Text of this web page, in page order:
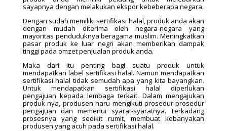
sayapnya dengan melakukan ekspor kebeberapa negara.
Dengan sudah memiliki sertifikasi halal, produk anda akan
dengan mudah diterima oleh negara-negara yang
mayoritas penduduknya beragama muslim. Meningkatkan
pasar produk ke luar negri akan memberikan dampak
tinggi pada omzet penjualan produk anda.
Maka dari itu penting bagi suatu produk untuk
mendapatkan label sertifikasi halal. Namun mendapatkan
sertifikasi halal tidak semudah apa yang kita bayangkan.
Untuk mendapatkan sertifikasi halal diperlukan
pengajuan kepada lembaga terkait. Dalam mengajukan
produk nya, produsen haru mengikuti prosedur-prosedur
pengajuan dan memenui syarat-syaratnya. Terkadang
prosesnya yang sedikit rumit, membuat kebanyakan
produsen yang acuh pada sertifikasi halal.